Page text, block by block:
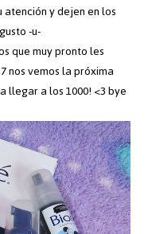
y dejen en los
-u-
que muy pronto les
nos vemos la próxima
llegar a los 1000! <3 bye